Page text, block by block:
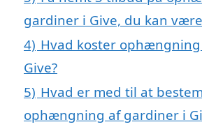
gardiner i Give, du kan
4) Hvad koster
Give?
5) Hvad er med til at
ophængning af gardiner i